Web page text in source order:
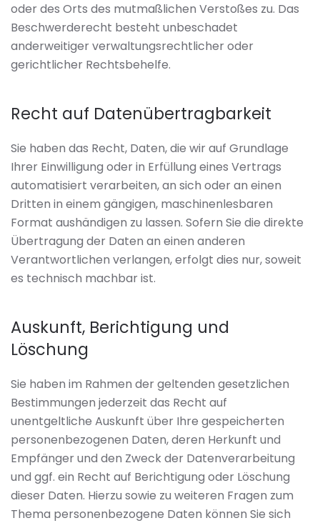
oder des Orts des mutmaßlichen Verstoßes zu. Das
Beschwerderecht besteht unbeschadet
anderweitiger verwaltungsrechtlicher oder
gerichtlicher Rechtsbehelfe.
Recht auf Daten­übertrag­barkeit
Sie haben das Recht, Daten, die wir auf Grundlage
Ihrer Einwilligung oder in Erfüllung eines Vertrags
automatisiert verarbeiten, an sich oder an einen
Dritten in einem gängigen, maschinenlesbaren
Format aushändigen zu lassen. Sofern Sie die direkte
Übertragung der Daten an einen anderen
Verantwortlichen verlangen, erfolgt dies nur, soweit
es technisch machbar ist.
Auskunft, Berichtigung und
Löschung
Sie haben im Rahmen der geltenden gesetzlichen
Bestimmungen jederzeit das Recht auf
unentgeltliche Auskunft über Ihre gespeicherten
personenbezogenen Daten, deren Herkunft und
Empfänger und den Zweck der Datenverarbeitung
und ggf. ein Recht auf Berichtigung oder Löschung
dieser Daten. Hierzu sowie zu weiteren Fragen zum
Thema personenbezogene Daten können Sie sich